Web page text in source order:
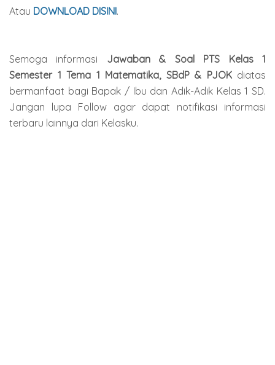
Atau DOWNLOAD DISINI.
Semoga informasi Jawaban & Soal PTS Kelas 1
Semester 1 Tema 1 Matematika, SBdP & PJOKdiatas
bermanfaat bagi Bapak / Ibu dan Adik-Adik Kelas 1 SD.
Jangan lupa Follow agar dapat notifikasi informasi
terbaru lainnya dari Kelasku.